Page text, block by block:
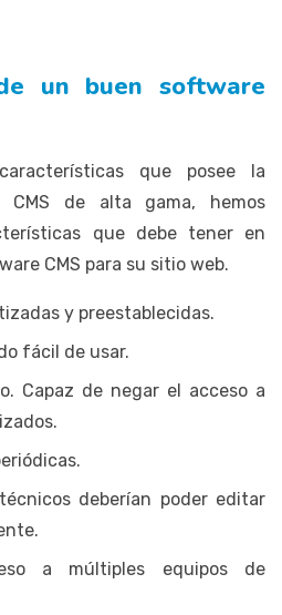
un buen software
que posee la
CMS de alta gama, hemos
que debe tener en
CMS para su sitio web.
y preestablecidas.
fácil de usar.
Capaz de negar el acceso a
deberían poder editar
a múltiples equipos de